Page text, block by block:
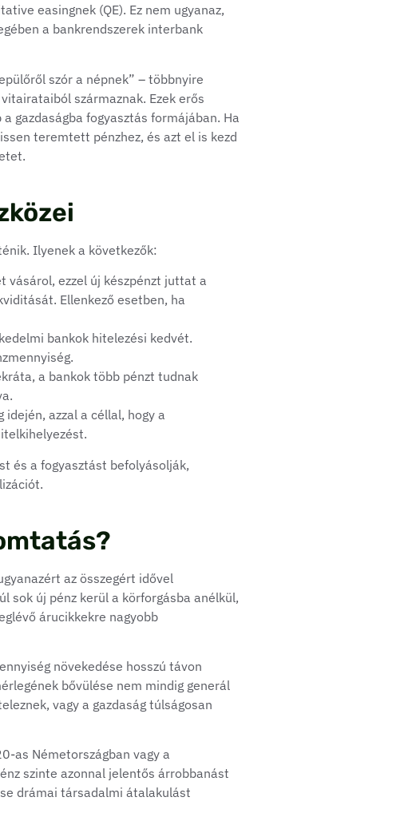
easingnek (QE). Ez nem ugyanaz,
a bankrendszerek interbank
szór a népnek” – többnyire
származnak. Ezek erős
gazdaságba fogyasztás formájában. Ha
teremtett pénzhez, és azt el is kezd
Ilyenek a következők:
vásárol, ezzel új készpénzt juttat a
Ellenkező esetben, ha
bankok hitelezési kedvét.
a bankok több pénzt tudnak
azzal a céllal, hogy a
és a fogyasztást befolyásolják,
az összegért idővel
sok új pénz kerül a körforgásba anélkül,
árucikkekre nagyobb
növekedése hosszú távon
bővülése nem mindig generál
vagy a gazdaság túlságosan
as Németországban vagy a
szinte azonnal jelentős árrobbanást
drámai társadalmi átalakulást